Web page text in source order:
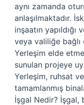
aynı zamanda
anlaşılmaktadır.
inşaatın
veya valiliğe bağlı
Yerleşim elde
sunulan projeye
Yerleşim, ruhsat
tamamlanmış
İşgal Nedir? İşgal,